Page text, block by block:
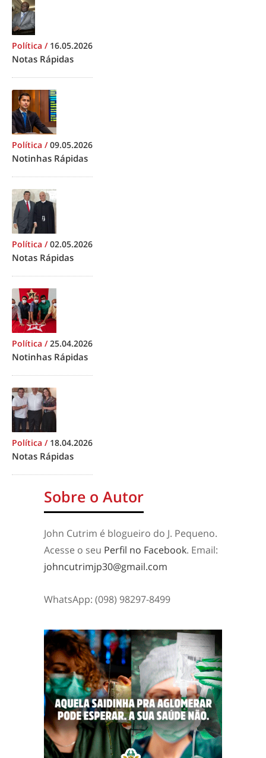
Política / 16.05.2026
Notas Rápidas
Política /09.05.2026
Notinhas Rápidas
Política /02.05.2026
Notas Rápidas
Política /25.04.2026
Notinhas Rápidas
Política / 18.04.2026
Notas Rápidas
Sobre o Autor
John Cutrim é blogueiro do J. Pequeno.
Acesse o seu Perfil no Facebook. Email:
johncutrimjp30@gmail.com
WhatsApp: (098) 98297-8499